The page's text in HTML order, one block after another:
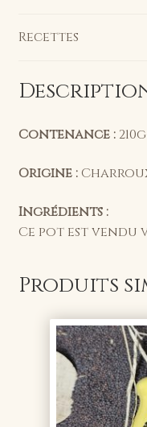
Recettes
Contenance :
Origine :
Ingrédients :
Ce pot est vendu
Produits